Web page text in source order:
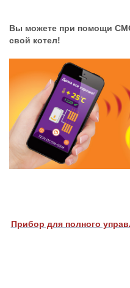
Вы можете при помощи
свой котел!
Прибор для полного